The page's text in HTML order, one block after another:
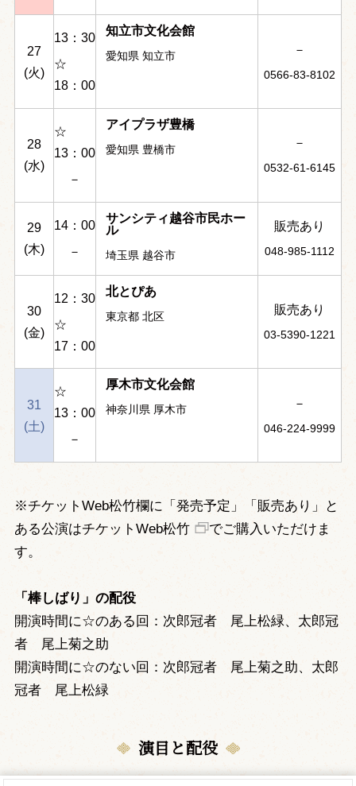
27
(火)
13：30
☆
18：00
知立市文化会館
愛知県 知立市 －
0566-83-8102
28
(水)
☆
13：00
－
アイプラザ豊橋
愛知県 豊橋市 －
0532-61-6145
29
(木)
14：00
－
サンシティ越谷市民ホー
ル
埼玉県 越谷市
販売あり
048-985-1112
30
(金)
12：30
☆
17：00
北とぴあ
東京都 北区 販売あり
03-5390-1221
31
(土)
☆
13：00
－
厚木市文化会館
神奈川県 厚木市 －
046-224-9999
※チケットWeb松竹欄に「発売予定」「販売あり」と
ある公演はチケットWeb松竹
でご購入いただけま
す。
「棒しばり」の配役
開演時間に☆のある回：次郎冠者 尾上松緑、太郎冠
者 尾上菊之助
開演時間に☆のない回：次郎冠者 尾上菊之助、太郎
冠者 尾上松緑
演目と配役